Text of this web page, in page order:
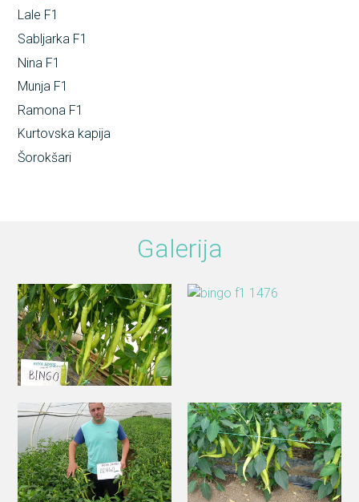
Lale F1
Sabljarka F1
Nina F1
Munja F1
Ramona F1
Kurtovska kapija
Šorokšari
Galerija